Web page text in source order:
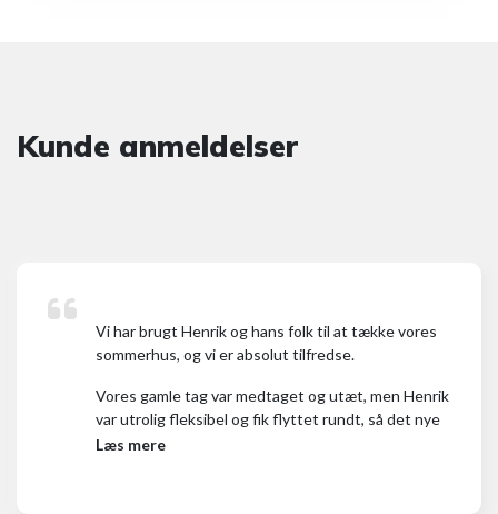
Kunde anmeldelser
Vi har brugt Henrik og hans folk til at tække vores
sommerhus, og vi er absolut tilfredse.
Vores gamle tag var medtaget og utæt, men Henrik
var utrolig fleksibel og fik flyttet rundt, så det nye
tag kunne blive lavet akut.
Læs mere